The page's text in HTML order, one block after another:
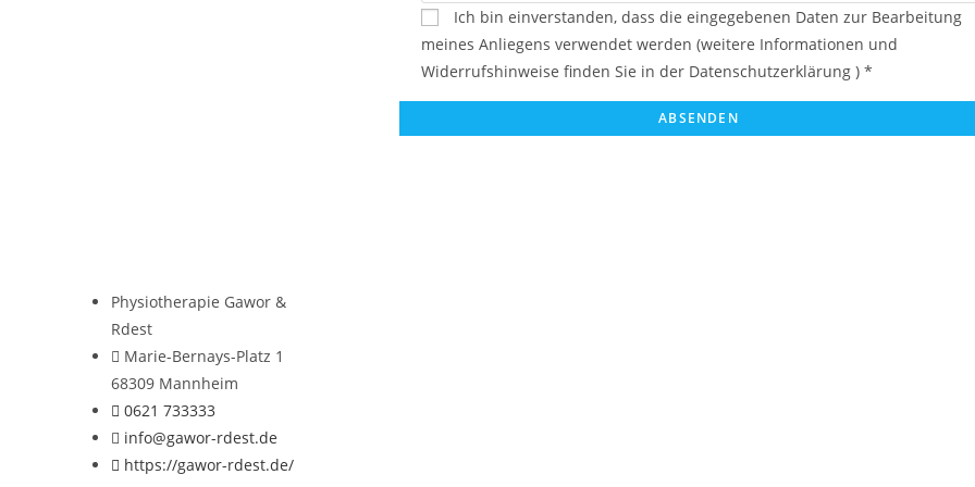
Ich bin einverstanden, dass die eingegebenen Daten zur Bearbeitung
meines Anliegens verwendet werden (weitere Informationen und
Widerrufshinweise finden Sie in der Datenschutzerklärung ) *
Physiotherapie Gawor &
Rdest
Marie-Bernays-Platz 1
68309 Mannheim
0621 733333
info@gawor-rdest.de
https://gawor-rdest.de/